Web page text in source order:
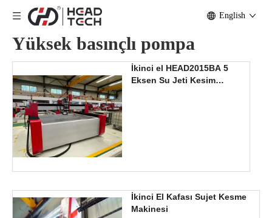
English
Yüksek basınçlı pompa
İkinci el HEAD2015BA 5
Eksen Su Jeti Kesim
İkinci El Kafası Sujet Kesme
Makinesi